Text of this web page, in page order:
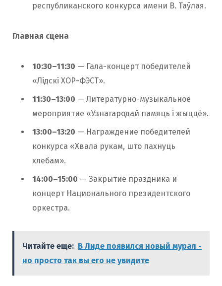
республиканского конкурса имени В. Таўлая.
Главная сцена
10:30–11:30 — Гала-концерт победителей
«Лідскі ХОР-ФЭСТ».
11:30–13:00 — Литературно-музыкальное
мероприятие «Узнагародай памяць і жыццё».
13:00–13:20 — Награждение победителей
конкурса «Хвала рукам, што пахнуць
хлебам».
14:00–15:00 — Закрытие праздника и
концерт Национального президентского
оркестра.
Читайте еще: В Лиде появился новый мурал -
но просто так вы его не увидите